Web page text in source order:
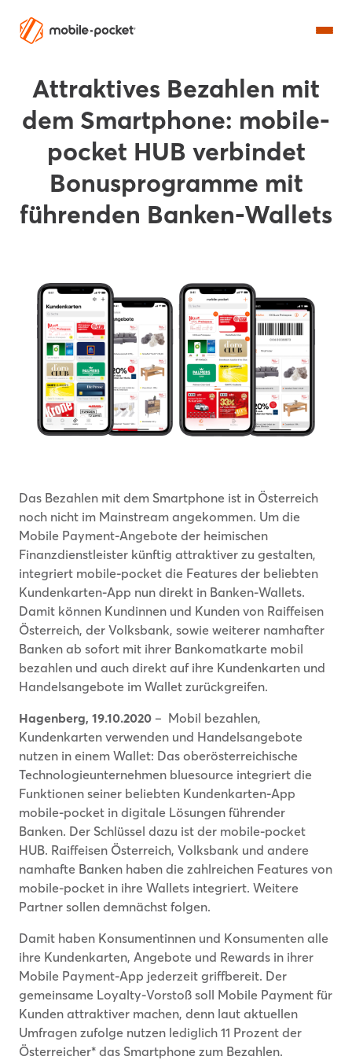
Attraktives Bezahlen mit
dem Smartphone: mobile-
pocket HUB verbindet
Bonusprogramme mit
führenden Banken-Wallets
Das Bezahlen mit dem Smartphone ist in Österreich
noch nicht im Mainstream angekommen. Um die
Mobile Payment-Angebote der heimischen
Finanzdienstleister künftig attraktiver zu gestalten,
integriert mobile-pocket die Features der beliebten
Kundenkarten-App nun direkt in Banken-Wallets.
Damit können Kundinnen und Kunden von Raiffeisen
Österreich, der Volksbank, sowie weiterer namhafter
Banken ab sofort mit ihrer Bankomatkarte mobil
bezahlen und auch direkt auf ihre Kundenkarten und
Handelsangebote im Wallet zurückgreifen.
Hagenberg, 19.10.2020 – Mobil bezahlen,
Kundenkarten verwenden und Handelsangebote
nutzen in einem Wallet: Das oberösterreichische
Technologieunternehmen bluesource integriert die
Funktionen seiner beliebten Kundenkarten-App
mobile-pocket in digitale Lösungen führender
Banken. Der Schlüssel dazu ist der mobile-pocket
HUB. Raiffeisen Österreich, Volksbank und andere
namhafte Banken haben die zahlreichen Features von
mobile-pocket in ihre Wallets integriert. Weitere
Partner sollen demnächst folgen.
Damit haben Konsumentinnen und Konsumenten alle
ihre Kundenkarten, Angebote und Rewards in ihrer
Mobile Payment-App jederzeit griffbereit. Der
gemeinsame Loyalty-Vorstoß soll Mobile Payment für
Kunden attraktiver machen, denn laut aktuellen
Umfragen zufolge nutzen lediglich 11 Prozent der
Österreicher* das Smartphone zum Bezahlen.